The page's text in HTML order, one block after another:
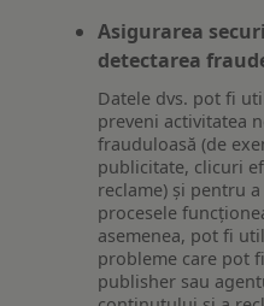
Asigurarea
detectarea
Datele dvs. pot fi
preveni activitatea
frauduloasă (de
publicitate, clicuri
reclame) și pentru
procesele
asemenea, pot fi
probleme care pot
publisher sau